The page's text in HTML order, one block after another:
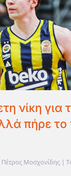
νίκη για
πήρε το
Πέτρος Μοσχονίδης |